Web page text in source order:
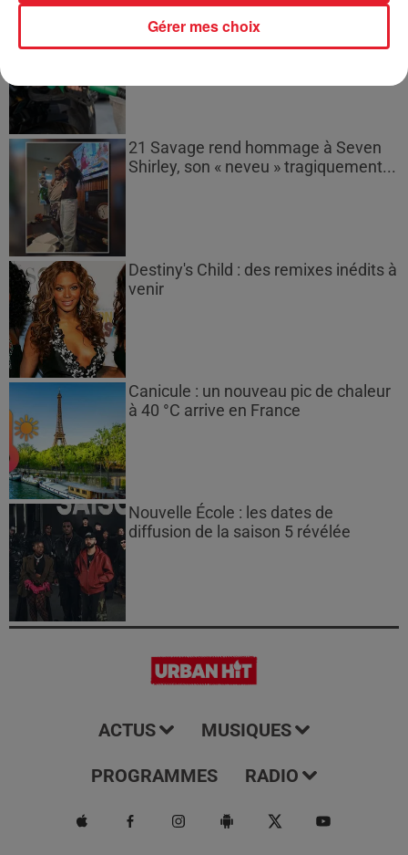
Les prix des carburants explosent :
gazole et SP95-E10 au-dessus de...
21 Savage rend hommage à Seven
Shirley, son « neveu » tragiquement...
Destiny's Child : des remixes inédits à
venir
Canicule : un nouveau pic de chaleur
à 40 °C arrive en France
Nouvelle École : les dates de
diffusion de la saison 5 révélée
ACTUS MUSIQUES
PROGRAMMES RADIO
Gérer mes choix